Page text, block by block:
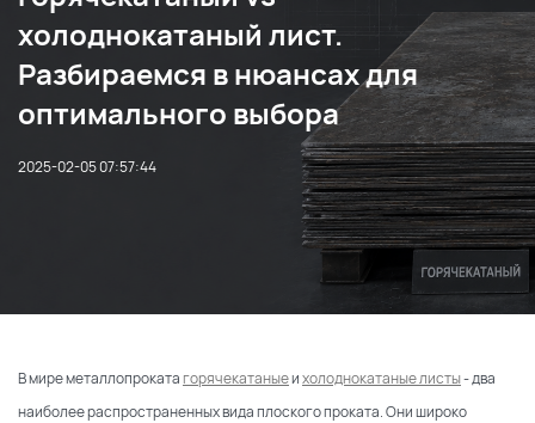
холоднокатаный лист.
Разбираемся в нюансах для
оптимального выбора
2025-02-05 07:57:44
В мире металлопроката горячекатаныеихолоднокатаные листы- два
наиболее распространенных вида плоского проката. Они широко